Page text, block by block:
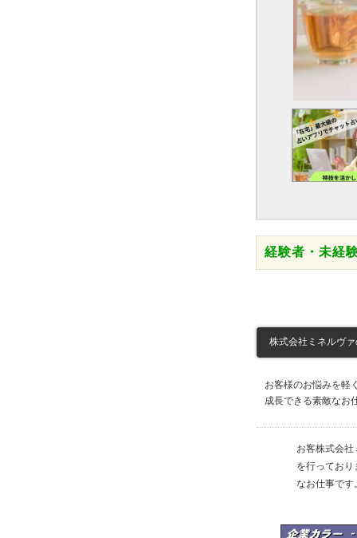
経験者・未経
株式会社ミネルヴ
お客様のお悩みを軽
成長できる素敵なお
お客株式会
を行ってお
なお仕事です。
株式会社ミネルヴァ